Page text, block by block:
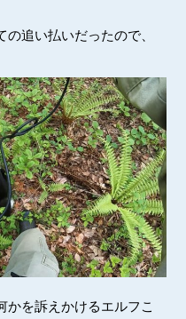
追い払いだったので、
かを訴えかけるエルフこ